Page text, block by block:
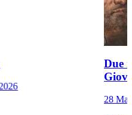
Due
28